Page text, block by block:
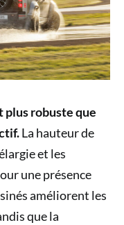
plus robuste que
La hauteur de
et les
une présence
améliorent les
que la